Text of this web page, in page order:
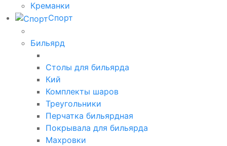
Креманки
Спорт
Бильярд
Столы для бильярда
Кий
Комплекты шаров
Треугольники
Перчатка бильярдная
Покрывала для бильярда
Махровки